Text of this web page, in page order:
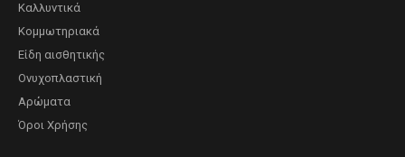
Καλλυντικά
Κομμωτηριακά
Είδη αισθητικής
Ονυχοπλαστική
Αρώματα
Όροι Χρήσης